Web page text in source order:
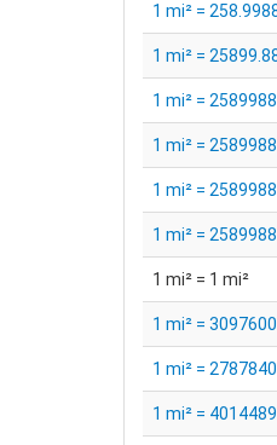
1 mi² =
1 mi² =
1 mi² =
1 mi² =
1 mi² =
1 mi² =
1 mi² = 1 mi²
1 mi² =
1 mi² =
1 mi² =